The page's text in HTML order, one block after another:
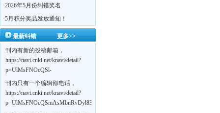
·2026年5月份纠错奖名
·5月积分奖品发放通知！
更多>>
最新纠错
刊内有新的投稿邮箱，
https://navi.cnki.net/knavi/detail?
p=UlMsFNOcQSl-
刊内只有一个编辑部电话，
https://navi.cnki.net/knavi/detail?
p=UlMsFNOcQSmAsMbnRvDyl83fGGu5dcrBYtF-